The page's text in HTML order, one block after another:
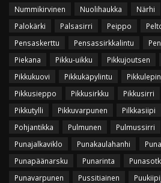
Nummikirvinen
Nuolihaukka Närhi
Palokärki
Palsasirri Peippo
Pensaskerttu
Pensassirkkalintu
Piekana
Pikku-uikku Pikkujoutsen
Pikkukuovi
Pikkukäpylintu
Pikkusieppo
Pikkusirkku Pikkusirri
Pikkutylli
Pikkuvarpunen Pilkkasiipi
Pohjantikka
Pulmunen Pulmussirri
Punajalkaviklo
Punakaulahanhi
Punapäänarsku
Punarinta
Punavarpunen
Pussitiainen